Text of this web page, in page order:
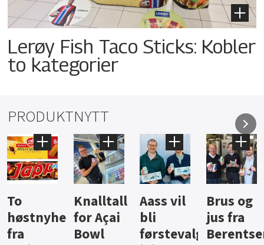
Lerøy Fish Taco Sticks: Kobler
to kategorier
PRODUKTNYTT
Knalltall
for Açai
Bowl
Aass vil
bli
førstevalg
Brus og
jus fra
Berentsen
Hard
iste fra
Hansa